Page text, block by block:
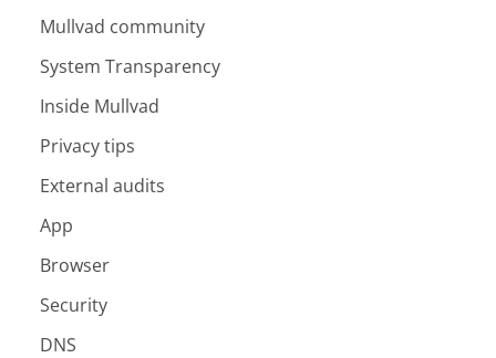
Mullvad community
System Transparency
Inside Mullvad
Privacy tips
External audits
App
Browser
Security
DNS